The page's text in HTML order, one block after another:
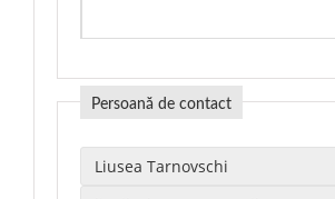
Persoană de contact